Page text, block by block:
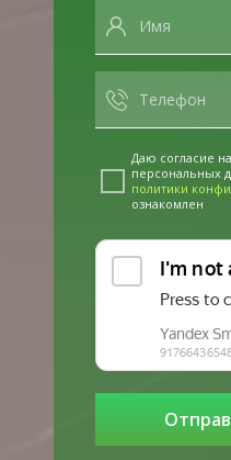
Даю согласие
персональных
политики
ознакомлен